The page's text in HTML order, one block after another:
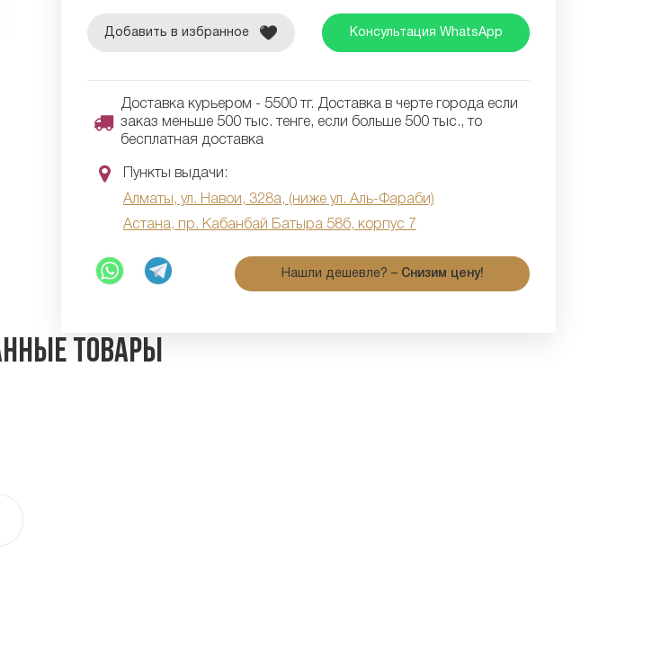
Добавить в избранное Консультация WhatsApp
Доставка курьером - 5500 тг. Доставка в черте города если
заказ меньше 500 тыс. тенге, если больше 500 тыс., то
бесплатная доставка
Пункты выдачи:
Алматы, ул. Навои, 328а, (ниже ул. Аль-Фараби)
Астана, пр. Кабанбай Батыра 58б, корпус 7
Нашли дешевле? – Снизим цену!
товары